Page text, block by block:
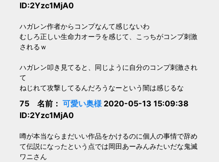
ID:2Yzc1MjA0
ハガレン作者からコンプなんて感じないわ
むしろ正しい生命力オーラを感じて、こっちがコンプ刺激
されるｗ
ハガレン叩き見てると、同じように自分のコンプ刺激され
て
ねじれて攻撃してるんだろうなーという闇は感じるな
75 名前： 可愛い奥様2020-05-13 15:09:38
ID:2Yzc1MjA0
噂が本当ならまだいい作品をかけるのに個人の事情で辞め
て伝説になったという点では岡田あーみんみたいだな鬼滅
ワニさん